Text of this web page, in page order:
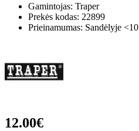
Gamintojas: Traper
Prekės kodas: 22899
Prieinamumas: Sandėlyje <10
12.00€